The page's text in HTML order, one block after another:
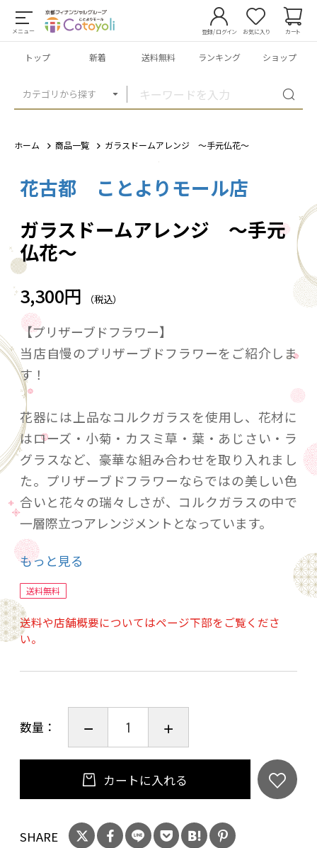
メニュー
カテゴリから探す
登録/ログイン お気に入り カート
トップ 新着 送料無料 ランキング ショップ
ホーム 商品一覧 ガラスドームアレンジ ～手元仏花～
花古都 ことよりモール店
ガラスドームアレンジ ～手元
仏花～
3,300円 （税込）
【プリザーブドフラワー】
当店自慢のプリザーブドフラワーをご紹介しま
す！
花器には上品なコルクガラスを使用し、花材に
はローズ・小菊・カスミ草・葉・あじさい・ラ
グラスなど、豪華な組み合わせを取り入れまし
た。プリザーブドフラワーならではの美しい色
合いと花々の瑞々しさが、コルクガラスの中で
一層際立つアレンジメントとなっています。
サイズは約８ｃｍ×１４ｃｍの高さで、コルク
サイズのコンパクトなデザインです。
飾る場所を選ばず、インテリアのアクセントと
しても素敵に映えます。
そして何よりも、お手入れが楽なのが魅力です。
ることができ、お忙しい方や初めてお花を飾る
方にもおすすめです。
ぜひ、特別な贈り物や自分へのご褒美として、
お楽しみください！
もっと見る
送料無料
送料や店舗概要についてはページ下部をご覧くださ
い。
数量：
カートに入れる
SHARE